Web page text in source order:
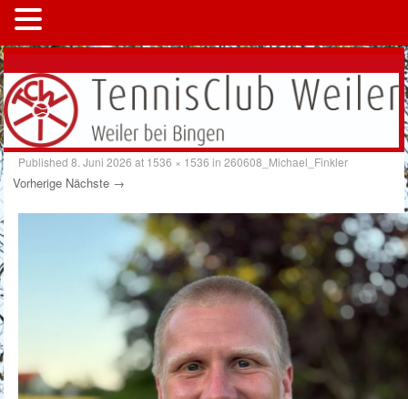
Published8. Juni 2026 at 1536 × 1536 in260608_Michael_Finkler
Vorherige Nächste →